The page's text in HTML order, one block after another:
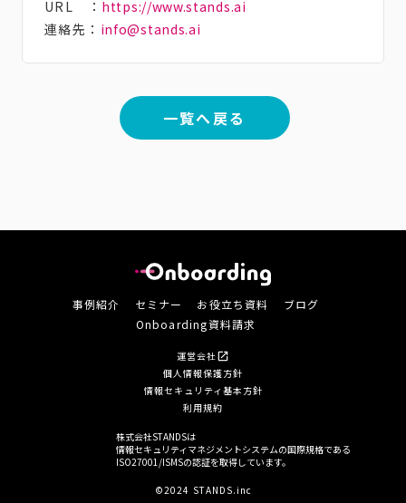
URL ： https://www.stands.ai
連絡先： info@stands.ai
一覧へ戻る
事例紹介 セミナー お役立ち資料
ブログ
Onboarding資料請求
運営会社open_in_new
個人情報保護方針
情報セキュリティ基本方針
利用規約
株式会社STANDSは
情報セキュリティマネジメントシステムの国際規格である
ISO27001/ISMSの認証を取得しています。
©2024 STANDS.inc